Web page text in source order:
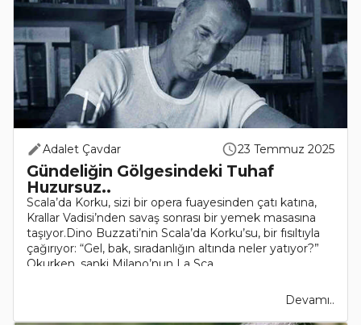
Adalet Çavdar 23 Temmuz 2025
Gündeliğin Gölgesindeki Tuhaf
Huzursuz..
Scala’da Korku, sizi bir opera fuayesinden çatı katına,
Krallar Vadisi’nden savaş sonrası bir yemek masasına
taşıyor.Dino Buzzati’nin Scala’da Korku’su, bir fısıltıyla
çağırıyor: “Gel, bak, sıradanlığın altında neler yatıyor?”
Okurken, sanki Milano’nun La Sca..
Devamı..